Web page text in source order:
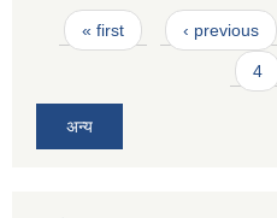
Pages
« first ‹ previous
4
अन्य